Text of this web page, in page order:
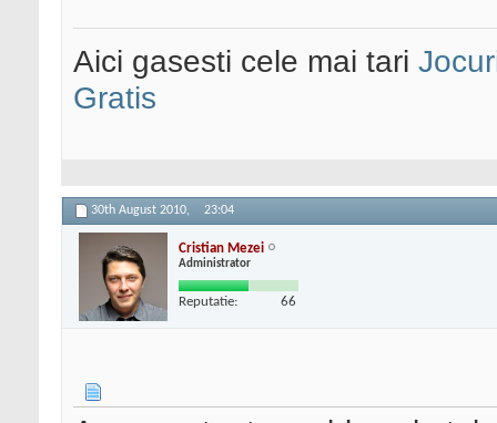
Aici gasesti cele mai tari
Gratis
30th August 2010, 23:04
Cristian Mezei
Administrator
Reputatie: 66